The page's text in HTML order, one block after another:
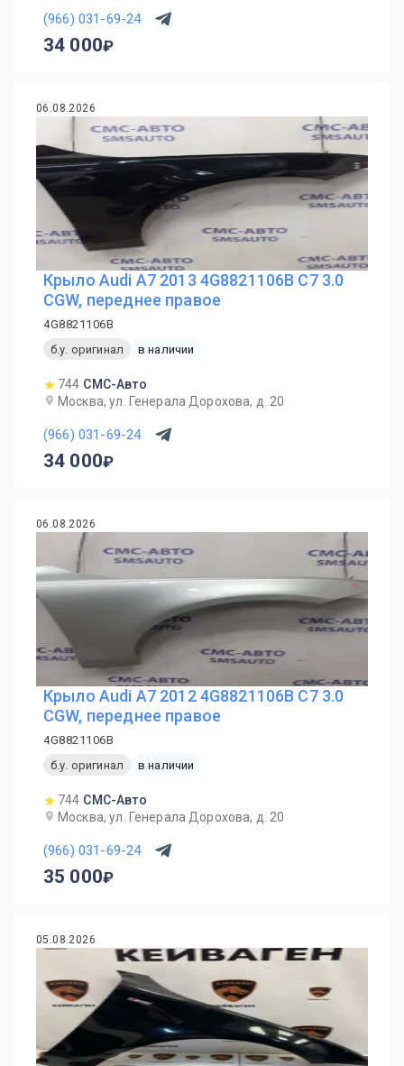
(966) 031-69-24
34 000
06.08.2026
Крыло Audi A7 2013 4G8821106B C7 3.0
CGW, переднее правое
4G8821106B
б.у. оригинал
в наличии
744 СМС-Авто
Москва, ул. Генерала Дорохова, д. 20
(966) 031-69-24
34 000
06.08.2026
Крыло Audi A7 2012 4G8821106B C7 3.0
CGW, переднее правое
4G8821106B
б.у. оригинал
в наличии
744 СМС-Авто
Москва, ул. Генерала Дорохова, д. 20
(966) 031-69-24
35 000
05.08.2026